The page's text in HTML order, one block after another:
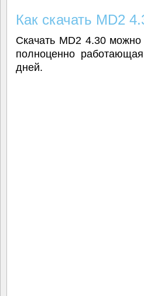
Как скачать MD2
Скачать MD2 4.30 можно
полноценно
дней.